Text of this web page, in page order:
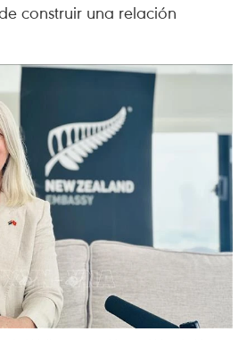
construir una relación